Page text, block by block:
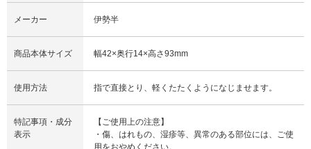
メーカー 伊勢半
商品本体サイズ 幅42×奥行14×高さ93mm
使用方法 指で直接とり、軽くたたくようになじませます。
特記事項・成分
表示
【ご使用上の注意】
・傷、はれもの、湿疹等、異常のある部位には、ご使
用をおやめください。